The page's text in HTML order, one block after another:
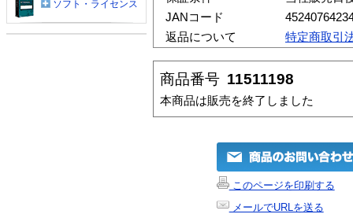
JANコード
返品について
特定商取引
商品番号 11511198
本商品は販売を終了しました
このページを印刷する
メールでURLを送る
ソフト・ライセンス